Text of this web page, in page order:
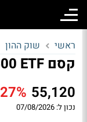
ראשי שוק ההון
קסם STOXX Europe 600 ETF
55,120
נכון ל: 07/08/2026